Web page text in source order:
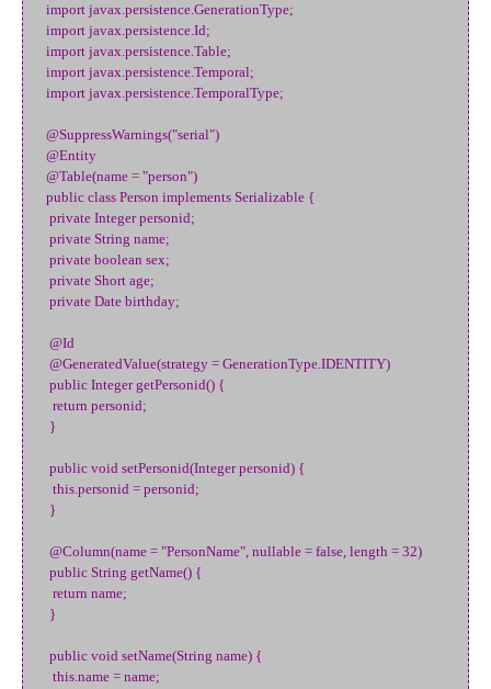
import javax.persistence.GenerationType;
import javax.persistence.Id;
import javax.persistence.Table;
import javax.persistence.Temporal;
import javax.persistence.TemporalType;
@SuppressWarnings("serial")
@Entity
@Table(name = "person")
public class Person implements Serializable {
private Integer personid;
private String name;
private boolean sex;
private Short age;
private Date birthday;
@Id
@GeneratedValue(strategy = GenerationType.IDENTITY)
public Integer getPersonid() {
return personid;
}
public void setPersonid(Integer personid) {
this.personid = personid;
}
@Column(name = "PersonName", nullable = false, length = 32)
public String getName() {
return name;
}
public void setName(String name) {
this.name = name;